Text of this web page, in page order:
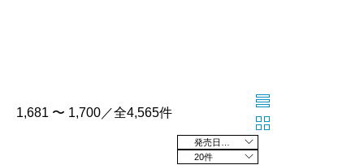
1,681 〜 1,700／全4,565件
20件